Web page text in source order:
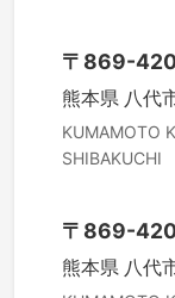
〒 869-
熊本県 八代
KUMAMOTO
SHIBAKUCHI
〒 869-
熊本県 八代